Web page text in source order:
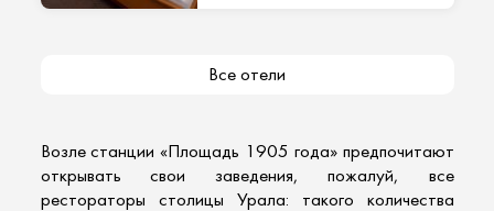
Все отели
Возле станции «Площадь 1905 года» предпочитают
открывать свои заведения, пожалуй, все
рестораторы столицы Урала: такого количества